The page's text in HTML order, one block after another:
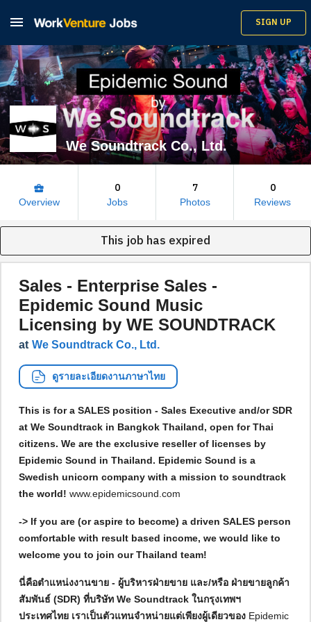
 SIGN UP
We Soundtrack Co., Ltd.
business_center
Overview
0
Jobs
7
Photos
0
Reviews
This job has expired
Sales - Enterprise Sales -
Epidemic Sound Music
Licensing by WE SOUNDTRACK
at We Soundtrack Co., Ltd.
ดูรายละเอียดงานภาษาไทย
This is for a SALES position - Sales Executive and/or SDR
at We Soundtrack in Bangkok Thailand, open for Thai
citizens. We are the exclusive reseller of licenses by
Epidemic Sound in Thailand. Epidemic Sound is a
Swedish unicorn company with a mission to soundtrack
the world! www.epidemicsound.com
-> If you are (or aspire to become) a driven SALES person
comfortable with result based income, we would like to
welcome you to join our Thailand team!
นี่คือตำแหน่งงานขาย - ผู้บริหารฝ่ายขาย และ/หรือ ฝ่ายขายลูกค้า
สัมพันธ์ (SDR) ที่บริษัท We Soundtrack ในกรุงเทพฯ
ประเทศไทย เราเป็นตัวแทนจำหน่ายแต่เพียงผู้เดียวของ Epidemic